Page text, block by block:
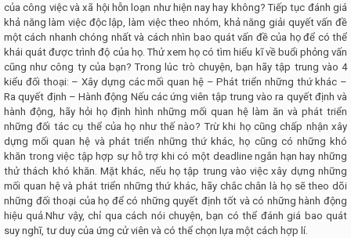
của công việc và xã hội hỗn loạn như hiện nay hay không? Tiếp tục đánh giá
khả năng làm việc độc lập, làm việc theo nhóm, khả năng giải quyết vấn đề
một cách nhanh chóng nhất và cách nhìn bao quát vấn đề của họ để có thể
khái quát được trình độ của họ. Thử xem họ có tìm hiểu kĩ về buổi phỏng vấn
cũng như công ty của bạn? Trong lúc trò chuyện, bạn hãy tập trung vào 4
kiểu đối thoại: – Xây dựng các mối quan hệ – Phát triển những thứ khác –
Ra quyết định – Hành động Nếu các ứng viên tập trung vào ra quyết định và
hành động, hãy hỏi họ định hình những mối quan hệ làm ăn và phát triển
những đối tác cụ thể của họ như thế nào? Trừ khi họ cũng chấp nhận xây
dựng mối quan hệ và phát triển những thứ khác, họ cũng có những khó
khăn trong việc tập hợp sự hỗ trợ khi có một deadline ngắn hạn hay những
thử thách khó khăn. Mặt khác, nếu họ tập trung vào việc xây dựng những
mối quan hệ và phát triển những thứ khác, hãy chắc chắn là họ sẽ theo dõi
những đối thoại của họ để có những quyết định tốt và có những hành động
hiệu quả.Như vậy, chỉ qua cách nói chuyện, bạn có thể đánh giá bao quát
suy nghĩ, tư duy của ứng cử viên và có thể chọn lựa một cách hợp lí.